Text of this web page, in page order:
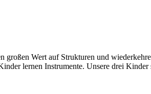
Wert auf Strukturen und
lernen Instrumente. Unsere drei